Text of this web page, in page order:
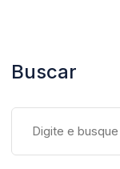
Buscar